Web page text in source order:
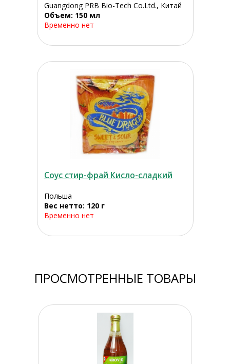
Guangdong PRB Bio-Tech Co.Ltd., Китай
Объем: 150 мл
Временно нет
Соус стир-фрай Кисло-сладкий
Польша
Вес нетто: 120 г
Временно нет
ПРОСМОТРЕННЫЕ ТОВАРЫ